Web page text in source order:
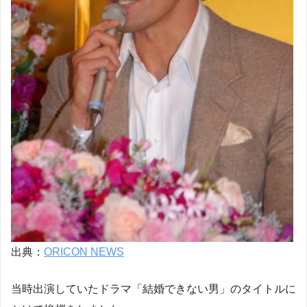
出典： ORICON NEWS
当時出演していたドラマ「結婚できない男」のタイトルに